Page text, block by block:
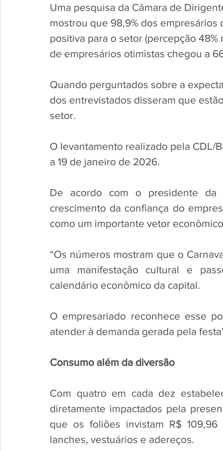
Uma pesquisa da Câmara de
mostrou que 98,9% dos
positiva para o setor (percepção
de empresários otimistas chegou a
Quando perguntados sobre a
dos entrevistados disseram que
setor.
O levantamento realizado pela
a 19 de janeiro de 2026.
De acordo com o presidente da
crescimento da confiança do
como um importante vetor
“Os números mostram que o
uma manifestação cultural e
calendário econômico da capital.
O empresariado reconhece esse
atender à demanda gerada pela
Consumo além da diversão
Com quatro em cada dez
diretamente impactados pela
que os foliões invistam R$
lanches, vestuários e adereços.